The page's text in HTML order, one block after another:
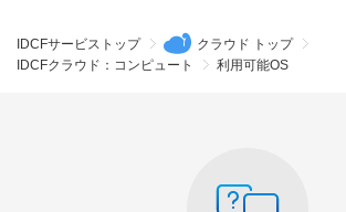
IDCFサービストップ
クラウド トップ
IDCFクラウド：コンピュート
利用可能OS